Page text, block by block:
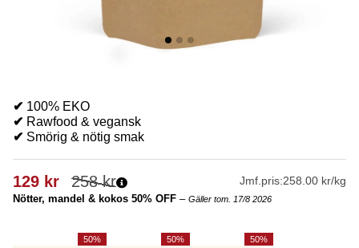
✔ 100% EKO
✔ Rawfood & vegansk
✔ Smörig & nötig smak
258kr
129 kr Jmf.pris:258.00 kr/kg
Nötter, mandel & kokos 50% OFF – Gäller tom. 17/8 2026
50 50 50